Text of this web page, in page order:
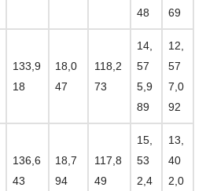
48
69
133,9
18
18,0
47
118,2
73
14,
57
5,9
89
12,
57
7,0
92
136,6
43
18,7
94
117,8
49
15,
53
2,4
13,
40
2,0